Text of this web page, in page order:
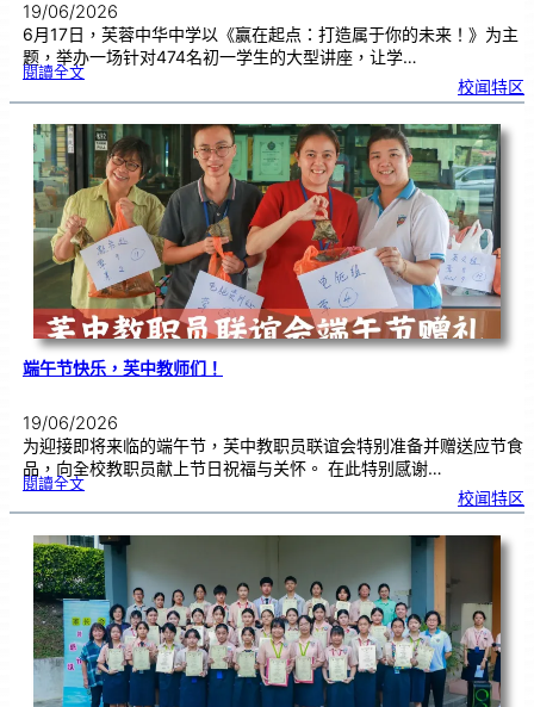
19/06/2026
6月17日，芙蓉中华中学以《赢在起点：打造属于你的未来！》为主
题，举办一场针对474名初一学生的大型讲座，让学…
閱讀全文:初
生
日
讲
座
活
动
赢
在
起
点
：
打
造
属
于
你
的
未
来
！
校闻特区
端午节快乐，芙中教师们！
19/06/2026
为迎接即将来临的端午节，芙中教职员联谊会特别准备并赠送应节食
品，向全校教职员献上节日祝福与关怀。 在此特别感谢…
閱讀全文:端
快
，
芙
中
教
师
们
！
校闻特区